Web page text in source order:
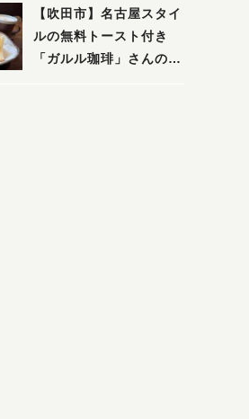
面・池田）
【吹田市】名古屋スタイ
ルの無料トースト付き
「ガルル珈琲」さんのお